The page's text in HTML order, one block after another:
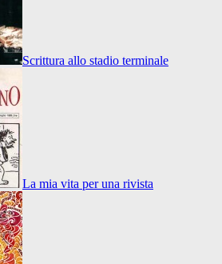
Scrittura allo stadio terminale
La mia vita per una rivista